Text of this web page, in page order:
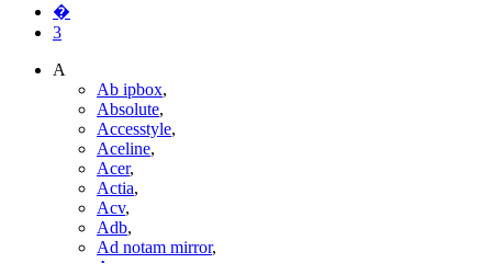
�
3
A
Ab ipbox,
Absolute,
Accesstyle,
Aceline,
Acer,
Actia,
Acv,
Adb,
Ad notam mirror,